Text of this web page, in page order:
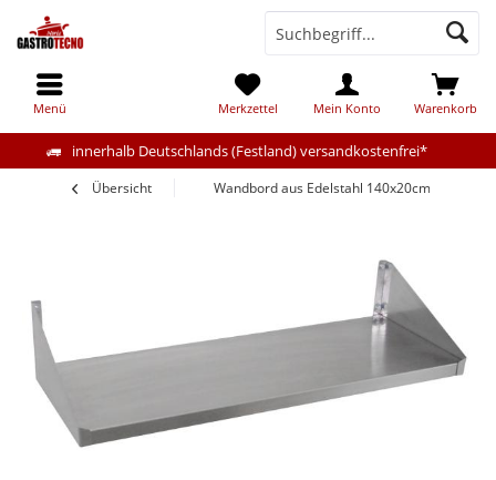
innerhalb Deutschlands (Festland) versandkostenfrei*
Warenkorb
Merkzettel Mein Konto
Menü
Übersicht Wandbord aus Edelstahl 140x20cm